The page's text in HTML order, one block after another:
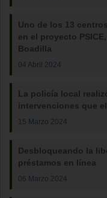
Uno de los 13
en el proyecto
Boadilla
04 Abril 2024
La policía local
intervenciones que
15 Marzo 2024
Desbloqueando la
préstamos en línea
06 Marzo 2024